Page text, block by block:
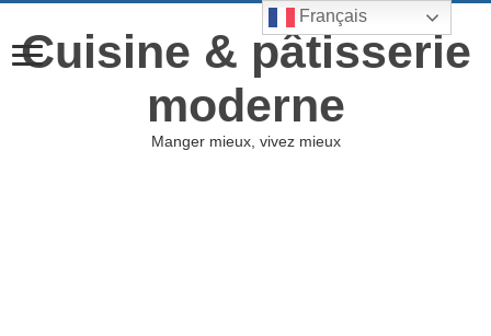
Cuisine & pâtisserie
moderne
Manger mieux, vivez mieux
Français